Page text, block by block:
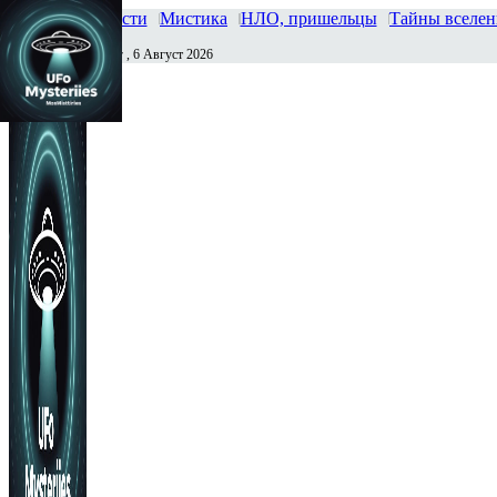
Главная Новости Мистика НЛО, пришельцы Тайны
Сегодня Четверг , 6 Август 2026